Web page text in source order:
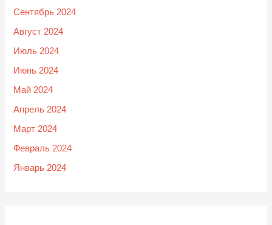
Сентябрь 2024
Август 2024
Июль 2024
Июнь 2024
Май 2024
Апрель 2024
Март 2024
Февраль 2024
Январь 2024